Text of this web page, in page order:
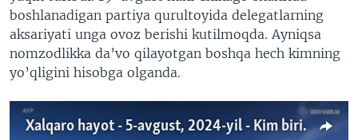
boshlanadigan partiya qurultoyida delegatlarning
aksariyati unga ovoz berishi kutilmoqda. Ayniqsa
nomzodlikka da’vo qilayotgan boshqa hech kimning
yo’qligini hisobga olganda.
Xalqaro hayot - 5-avgust, 2024-yil - Kim birinchi hujum qiladi - Eron yoki Isroil?